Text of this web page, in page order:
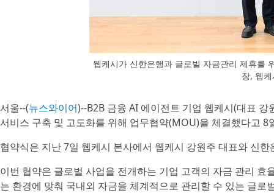
웹케시가 신한은행과 글로벌 자금관리 제휴를
장, 웹
서울--(뉴스와이어)--B2B 금융 AI 에이전트 기업 웹케시(대표
서비스 구축 및 고도화를 위해 업무협약(MOU)을 체결했다고 8
협약식은 지난 7일 웹케시 본사에서 웹케시 강원주 대표와 신
이번 협약은 글로벌 사업을 전개하는 기업 고객의 자금 관리
는 환경에 맞춰 국내외 자금을 체계적으로 관리할 수 있는 글